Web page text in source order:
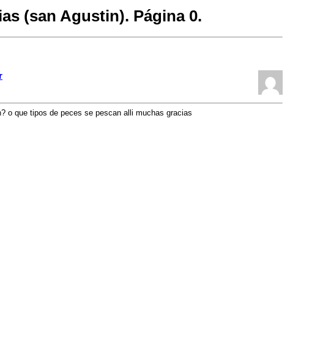
(san Agustin). Página 0.
o que tipos de peces se pescan alli muchas gracias